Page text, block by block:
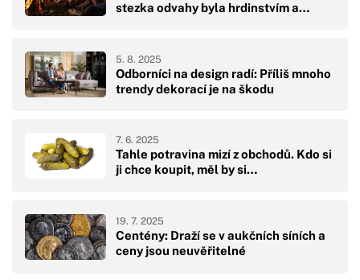
stezka odvahy byla hrdinstvím a…
Odborníci na design radí: Příliš mnoho
trendy dekorací je na škodu
5. 8. 2025
Tahle potravina mizí z obchodů. Kdo si
ji chce koupit, měl by si…
7. 6. 2025
Centény: Draží se v aukčních síních a
ceny jsou neuvěřitelné
19. 7. 2025